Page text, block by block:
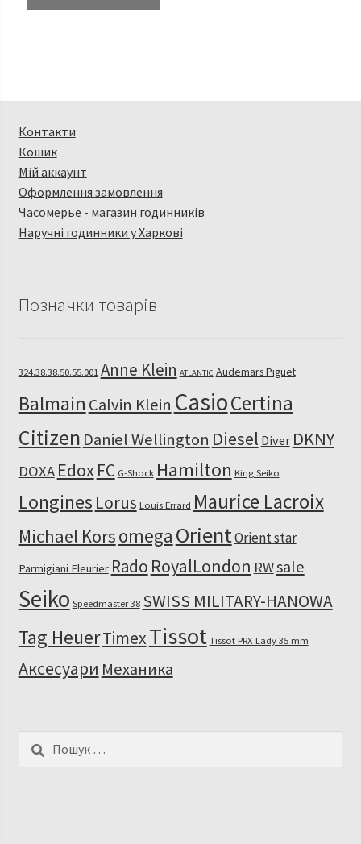
Контакти
Кошик
Мій аккаунт
Оформлення замовлення
Часомерье - магазин годинників
Наручні годинники у Харкові
Позначки товарів
324.38.38.50.55.001 Anne Klein ATLANTIC Audemars Piguet
Balmain Calvin Klein CasioCertina
Citizen Daniel Wellington Diesel Diver DKNY
DOXA EdoxFC G-Shock Hamilton King Seiko
Longines Lorus Louis Errard Maurice Lacroix
Michael Korsomega OrientOrient star
Parmigiani Fleurier Rado RoyalLondon RWsale
Seiko Speedmaster 38 SWISS MILITARY-HANOWA
Tag HeuerTimexTissot Tissot PRX Lady 35 mm
Аксесуари Механика